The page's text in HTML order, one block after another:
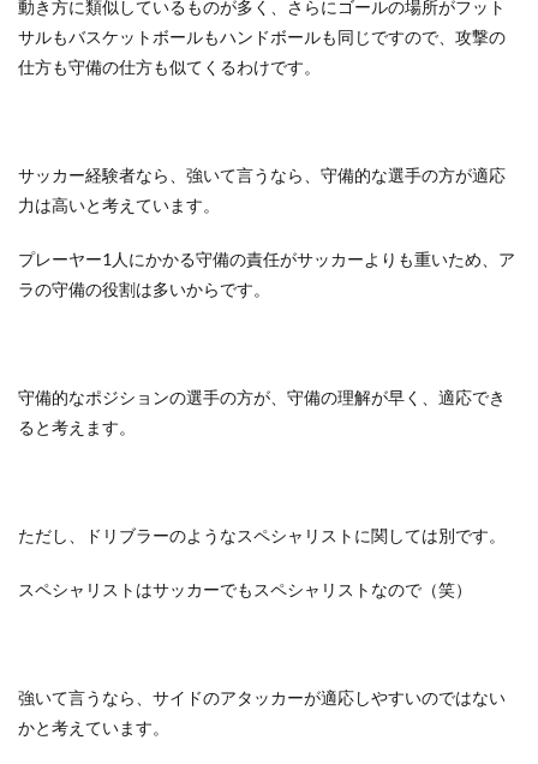
動き方に類似しているものが多く、さらにゴールの場所がフット
サルもバスケットボールもハンドボールも同じですので、攻撃の
仕方も守備の仕方も似てくるわけです。
サッカー経験者なら、強いて言うなら、守備的な選手の方が適応
力は高いと考えています。
プレーヤー1人にかかる守備の責任がサッカーよりも重いため、ア
ラの守備の役割は多いからです。
守備的なポジションの選手の方が、守備の理解が早く、適応でき
ると考えます。
ただし、ドリブラーのようなスペシャリストに関しては別です。
スペシャリストはサッカーでもスペシャリストなので（笑）
強いて言うなら、サイドのアタッカーが適応しやすいのではない
かと考えています。